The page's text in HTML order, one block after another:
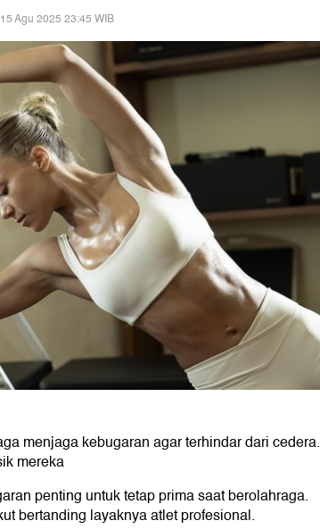
Agu 2025 23:45 WIB
menjaga kebugaran agar terhindar dari cedera.
mereka
penting untuk tetap prima saat berolahraga.
bertanding layaknya atlet profesional.